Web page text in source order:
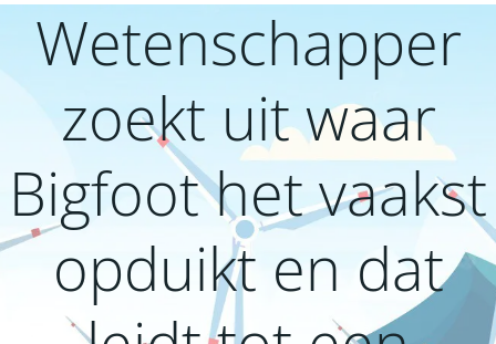
Wetenschapper
zoekt uit waar
Bigfoot het vaakst
opduikt en dat